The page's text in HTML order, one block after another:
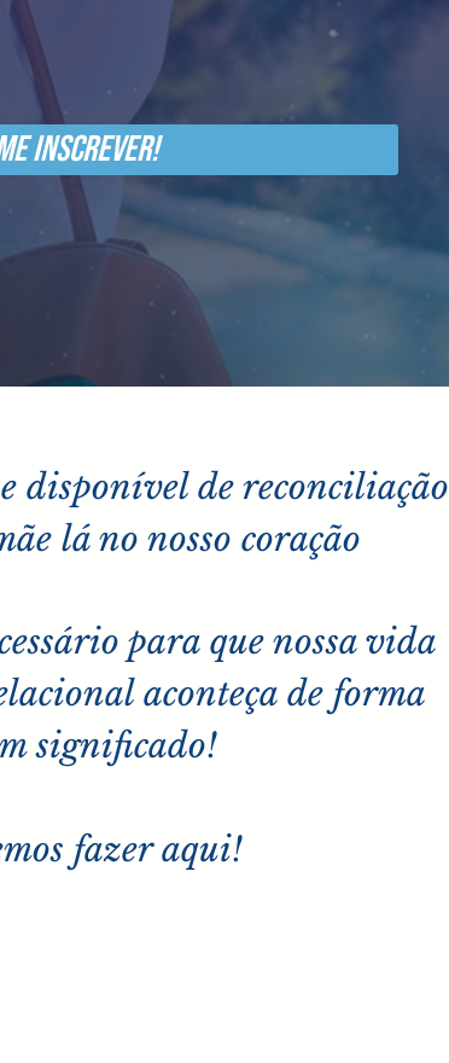
INSCREVER!
disponível de reconciliação
lá no nosso coração
para que nossa vida
aconteça de forma
significado!
fazer aqui!